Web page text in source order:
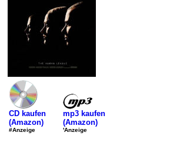
CD kaufen
(Amazon)
#Anzeige
mp3 kaufen
(Amazon)
'Anzeige